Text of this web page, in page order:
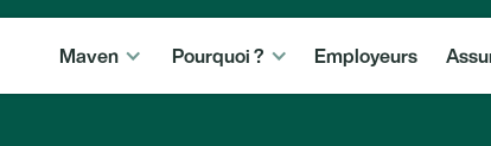
Maven Pourquoi ? Employeurs